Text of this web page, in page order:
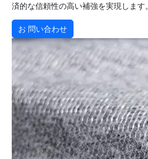
済的な信頼性の高い補強を実現します。
お 問い合わせ